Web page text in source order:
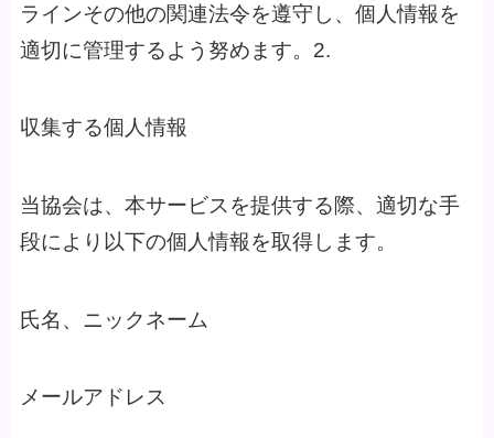
ラインその他の関連法令を遵守し、個人情報を
適切に管理するよう努めます。2.
収集する個人情報
当協会は、本サービスを提供する際、適切な手
段により以下の個人情報を取得します。
氏名、ニックネーム
メールアドレス